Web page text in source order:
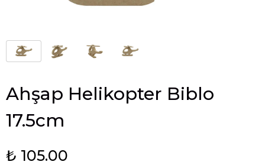
Ahşap Helikopter Biblo
17.5cm
₺ 105.00